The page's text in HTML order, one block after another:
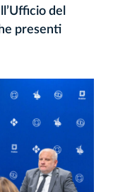
del
presenti